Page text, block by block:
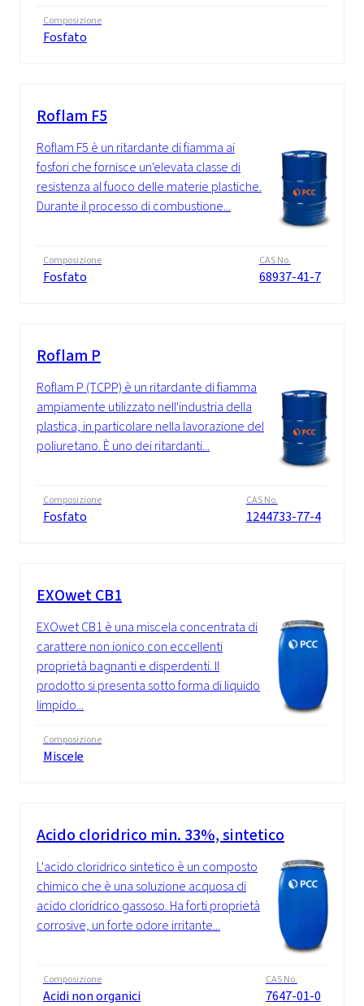
Composizione
Fosfato
Roflam F5
Roflam F5 è un ritardante di fiamma ai
fosfori che fornisce un'elevata classe di
resistenza al fuoco delle materie plastiche.
Durante il processo di combustione...
Composizione
Fosfato
CAS No.
68937-41-7
Roflam P
Roflam P (TCPP) è un ritardante di fiamma
ampiamente utilizzato nell'industria della
plastica, in particolare nella lavorazione del
poliuretano. È uno dei ritardanti...
Composizione
Fosfato
CAS No.
1244733-77-4
EXOwet CB1
EXOwet CB1 è una miscela concentrata di
carattere non ionico con eccellenti
proprietà bagnanti e disperdenti. Il
prodotto si presenta sotto forma di liquido
limpido...
Composizione
Miscele
Acido cloridrico min. 33%, sintetico
L'acido cloridrico sintetico è un composto
chimico che è una soluzione acquosa di
acido cloridrico gassoso. Ha forti proprietà
corrosive, un forte odore irritante...
Composizione
Acidi non organici
CAS No.
7647-01-0